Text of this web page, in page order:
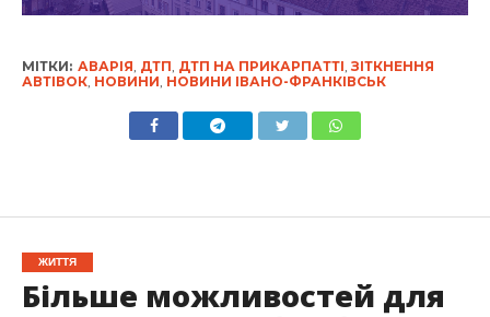
МІТКИ: АВАРІЯ ДТП ДТП НА ПРИКАРПАТТІ ЗІТКНЕННЯ
АВТІВОК, НОВИНИ НОВИНИ ІВАНО-ФРАНКІВСЬК
ЖИТТЯ
Більше можливостей для